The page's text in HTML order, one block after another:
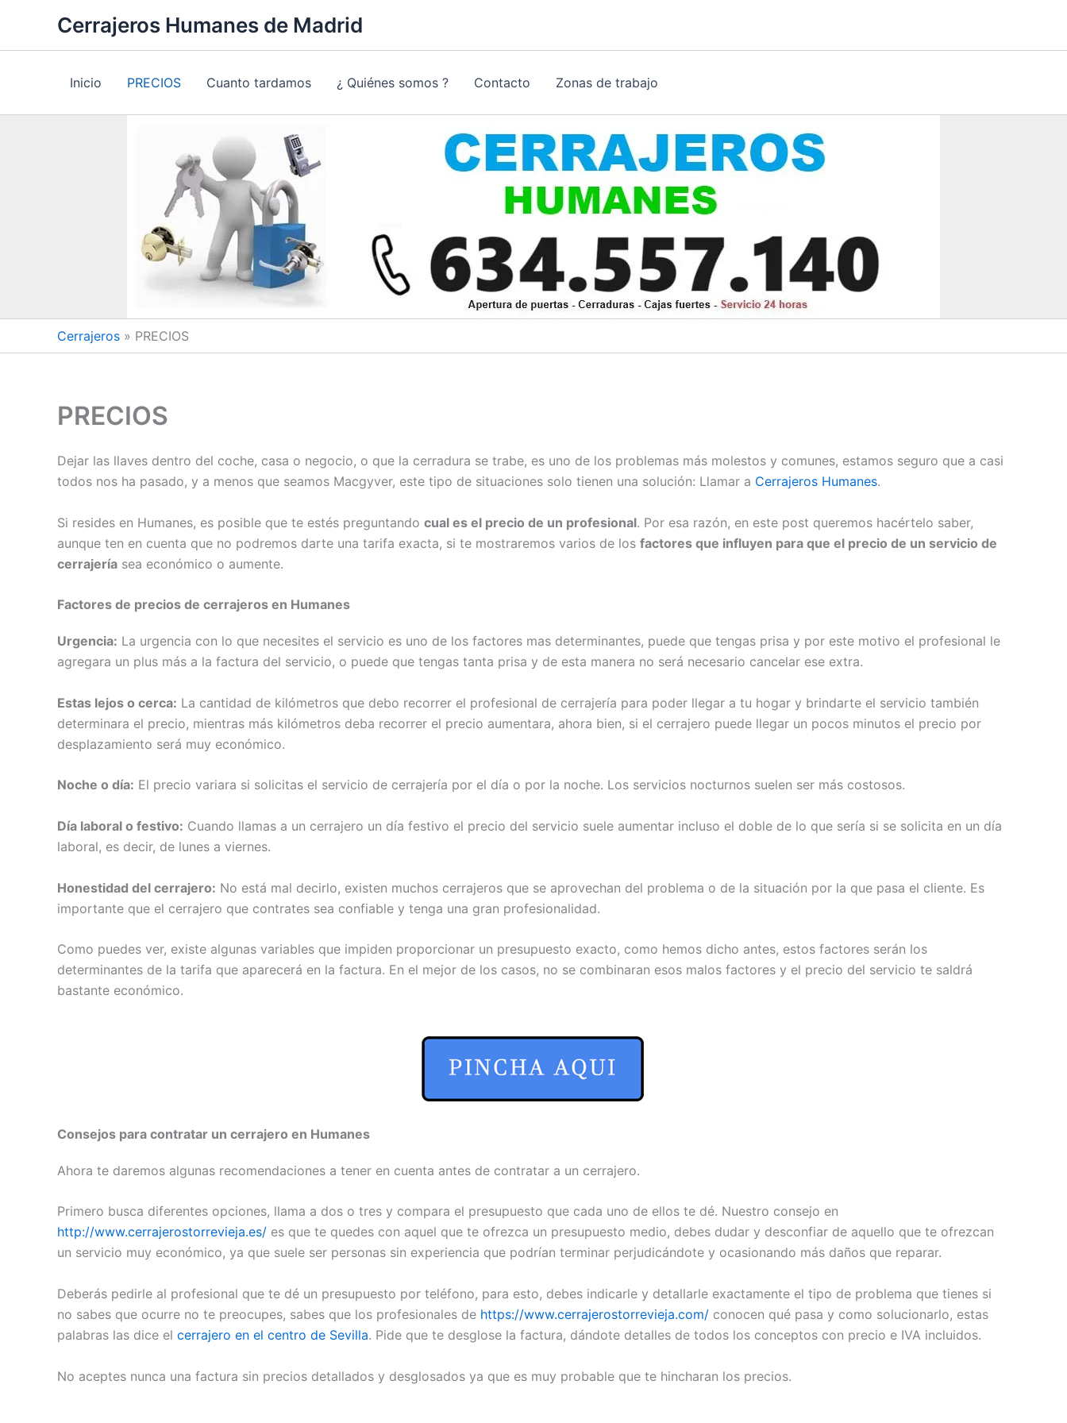
contenido
Cerrajeros Humanes de Madrid
Inicio PRECIOS Cuanto tardamos ¿ Quiénes somos ? Contacto Zonas de trabajo
Cerrajeros » PRECIOS
PRECIOS
Dejar las llaves dentro del coche, casa o negocio, o que la cerradura se trabe, es uno de los problemas más molestos y comunes, estamos seguro que a casi
todos nos ha pasado, y a menos que seamos Macgyver, este tipo de situaciones solo tienen una solución: Llamar a Cerrajeros Humanes.
Si resides en Humanes, es posible que te estés preguntando cual es el precio de un profesional. Por esa razón, en este post queremos hacértelo saber,
aunque ten en cuenta que no podremos darte una tarifa exacta, si te mostraremos varios de los factores que influyen para que el precio de un servicio de
cerrajería sea económico o aumente.
Factores de precios de cerrajeros en Humanes
Urgencia: La urgencia con lo que necesites el servicio es uno de los factores mas determinantes, puede que tengas prisa y por este motivo el profesional le
agregara un plus más a la factura del servicio, o puede que tengas tanta prisa y de esta manera no será necesario cancelar ese extra.
Estas lejos o cerca: La cantidad de kilómetros que debo recorrer el profesional de cerrajería para poder llegar a tu hogar y brindarte el servicio también
determinara el precio, mientras más kilómetros deba recorrer el precio aumentara, ahora bien, si el cerrajero puede llegar un pocos minutos el precio por
desplazamiento será muy económico.
Noche o día: El precio variara si solicitas el servicio de cerrajería por el día o por la noche. Los servicios nocturnos suelen ser más costosos.
Día laboral o festivo: Cuando llamas a un cerrajero un día festivo el precio del servicio suele aumentar incluso el doble de lo que sería si se solicita en un día
laboral, es decir, de lunes a viernes.
Honestidad del cerrajero: No está mal decirlo, existen muchos cerrajeros que se aprovechan del problema o de la situación por la que pasa el cliente. Es
importante que el cerrajero que contrates sea confiable y tenga una gran profesionalidad.
Como puedes ver, existe algunas variables que impiden proporcionar un presupuesto exacto, como hemos dicho antes, estos factores serán los
determinantes de la tarifa que aparecerá en la factura. En el mejor de los casos, no se combinaran esos malos factores y el precio del servicio te saldrá
bastante económico.
Consejos para contratar un cerrajero en Humanes
Ahora te daremos algunas recomendaciones a tener en cuenta antes de contratar a un cerrajero.
Primero busca diferentes opciones, llama a dos o tres y compara el presupuesto que cada uno de ellos te dé. Nuestro consejo en
http://www.cerrajerostorrevieja.es/ es que te quedes con aquel que te ofrezca un presupuesto medio, debes dudar y desconfiar de aquello que te ofrezcan
un servicio muy económico, ya que suele ser personas sin experiencia que podrían terminar perjudicándote y ocasionando más daños que reparar.
Deberás pedirle al profesional que te dé un presupuesto por teléfono, para esto, debes indicarle y detallarle exactamente el tipo de problema que tienes si
no sabes que ocurre no te preocupes, sabes que los profesionales de https://www.cerrajerostorrevieja.com/ conocen qué pasa y como solucionarlo, estas
palabras las dice el cerrajero en el centro de Sevilla. Pide que te desglose la factura, dándote detalles de todos los conceptos con precio e IVA incluidos.
No aceptes nunca una factura sin precios detallados y desglosados ya que es muy probable que te hincharan los precios.